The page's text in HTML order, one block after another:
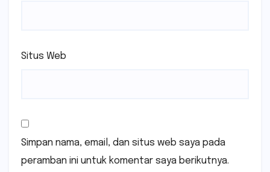
Situs Web
Simpan nama, email, dan situs web saya pada
peramban ini untuk komentar saya berikutnya.